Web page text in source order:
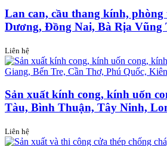
Lan can, cầu thang kính,
Dương, Đồng Nai, Bà Rịa Vũng
Liên hệ
Sản xuất kính cong, kính uốn
Tàu, Bình Thuận, Tây Ninh,
Liên hệ